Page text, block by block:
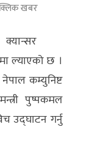
खबर
ल्याएको छ ।
कम्युनिष्ट
पुष्पकमल
उद्घाटन गर्नु